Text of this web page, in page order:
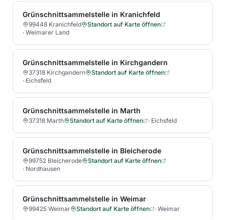
Grünschnittsammelstelle in Kranichfeld
99448 Kranichfeld
Standort auf Karte öffnen
· Weimarer Land
Grünschnittsammelstelle in Kirchgandern
37318 Kirchgandern
Standort auf Karte öffnen
· Eichsfeld
Grünschnittsammelstelle in Marth
37318 Marth Standort auf Karte öffnen · Eichsfeld
Grünschnittsammelstelle in Bleicherode
99752 Bleicherode
Standort auf Karte öffnen
· Nordhausen
Grünschnittsammelstelle in Weimar
99425 Weimar Standort auf Karte öffnen · Weimar